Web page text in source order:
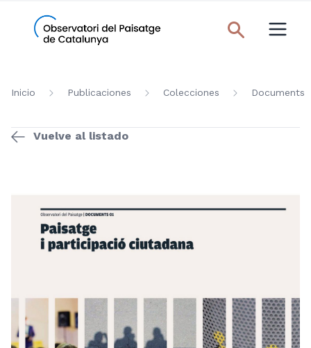
Inicio Publicaciones Colecciones Documents
Vuelve al listado